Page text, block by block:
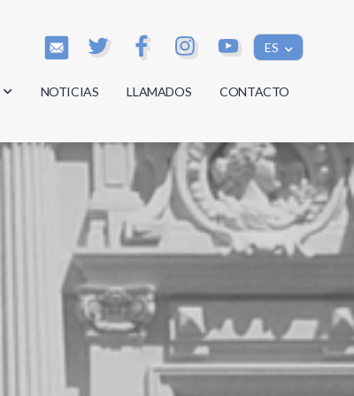
ES
NOTICIAS LLAMADOS CONTACTO